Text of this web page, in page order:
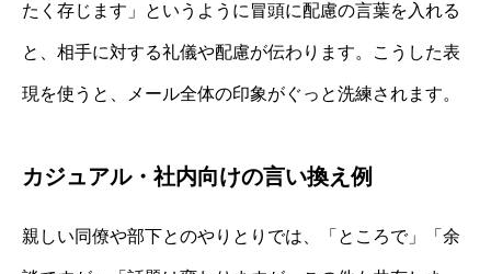
たく存じます」というように冒頭に配慮の言葉を入れる
と、相手に対する礼儀や配慮が伝わります。こうした表
現を使うと、メール全体の印象がぐっと洗練されます。
カジュアル・社内向けの言い換え例
親しい同僚や部下とのやりとりでは、「ところで」「余